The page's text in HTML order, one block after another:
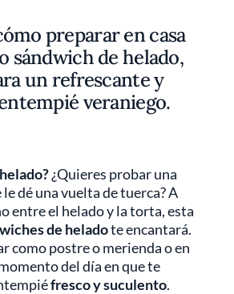
preparar en casa
sándwich de helado,
un refrescante y
veraniego.
¿Quieres probar una
dé una vuelta de tuerca? A
entre el helado y la torta, esta
de heladote encantará.
como postre o merienda o en
del día en que te
fresco y suculento.